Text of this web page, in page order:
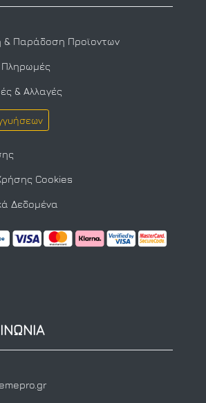
& Παράδοση Προϊοντων
& Αλλαγές
Cookies
Δεδομένα